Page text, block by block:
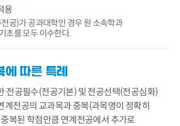
용
공)가 공과대학인 경우 원 소속학과
초를 모두 이수한다.
따른 특례
전공필수(전공기본) 및 전공선택(전공심화)
계전공의 교과목과 중복(과목명이 정확히
복된 학점만큼 연계전공에서 추가로